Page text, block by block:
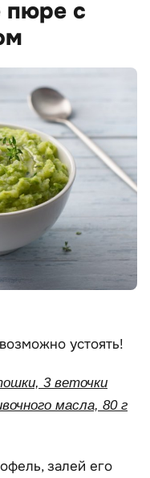
пюре с
устоять!
3 веточки
масла, 80 г
залей его